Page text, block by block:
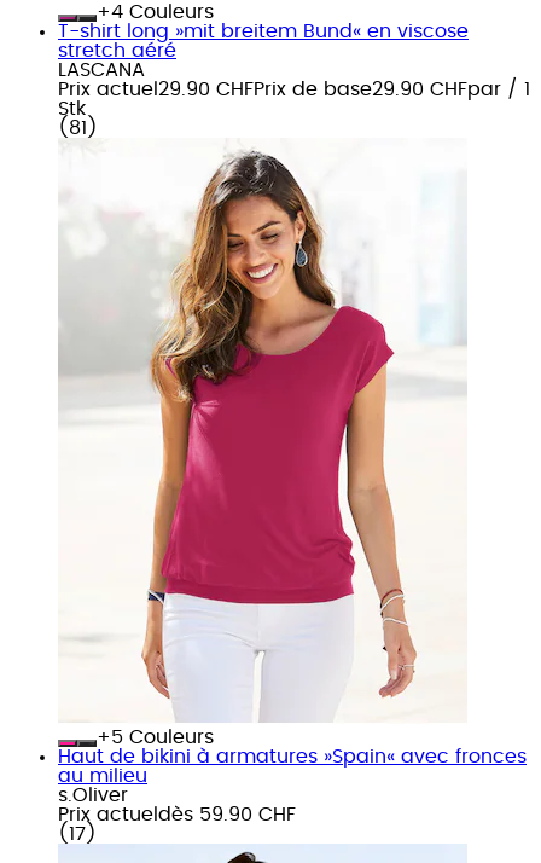
+
Couleurs
T-shirt long »mit breitem Bund« en viscose
stretch aéré
LASCANA
Prix actuel 29.90 CHFPrix de base29.90 CHFpar / 1
Stk
( 81 )
+
Couleurs
Haut de bikini à armatures »Spain« avec fronces
au milieu
s.Oliver
Prix actuel dès 59.90 CHF
( 17 )